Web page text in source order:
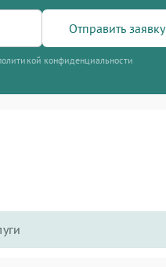
Отправить заявку
конфиденциальности